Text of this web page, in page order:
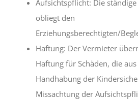
Aufsichtspflicht: Die
obliegt den
Erziehungsberechtigten/
Haftung: Der Vermieter
Haftung für Schäden, die
Handhabung der
Missachtung der